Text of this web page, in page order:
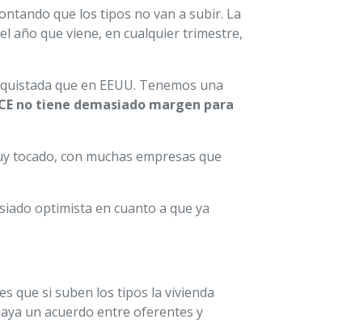
que los tipos no van a subir. La
año que viene, en cualquier trimestre,
que en EEUU. Tenemos una
no tiene demasiado margen para
con muchas empresas que
optimista en cuanto a que ya
que si suben los tipos la vivienda
un acuerdo entre oferentes y